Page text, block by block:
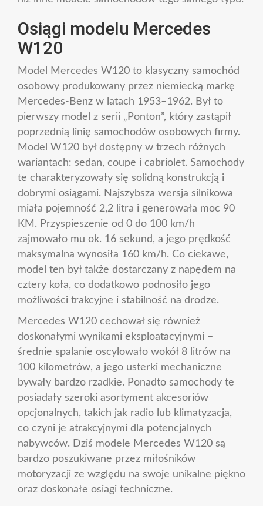
Osiągi modelu Mercedes
W120
Model Mercedes W120 to klasyczny samochód
osobowy produkowany przez niemiecką markę
Mercedes-Benz w latach 1953–1962. Był to
pierwszy model z serii „Ponton”, który zastąpił
poprzednią linię samochodów osobowych firmy.
Model W120 był dostępny w trzech różnych
wariantach: sedan, coupe i cabriolet. Samochody
te charakteryzowały się solidną konstrukcją i
dobrymi osiągami. Najszybsza wersja silnikowa
miała pojemność 2,2 litra i generowała moc 90
KM. Przyspieszenie od 0 do 100 km/h
zajmowało mu ok. 16 sekund, a jego prędkość
maksymalna wynosiła 160 km/h. Co ciekawe,
model ten był także dostarczany z napędem na
cztery koła, co dodatkowo podnosiło jego
możliwości trakcyjne i stabilność na drodze.
Mercedes W120 cechował się również
doskonałymi wynikami eksploatacyjnymi –
średnie spalanie oscylowało wokół 8 litrów na
100 kilometrów, a jego usterki mechaniczne
bywały bardzo rzadkie. Ponadto samochody te
posiadały szeroki asortyment akcesoriów
opcjonalnych, takich jak radio lub klimatyzacja,
co czyni je atrakcyjnymi dla potencjalnych
nabywców. Dziś modele Mercedes W120 są
bardzo poszukiwane przez miłośników
motoryzacji ze względu na swoje unikalne piękno
oraz doskonałe osiagi techniczne.